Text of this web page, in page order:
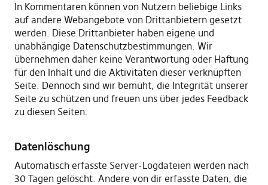
In Kommentaren können von Nutzern beliebige Links
auf andere Webangebote von Drittanbietern gesetzt
werden. Diese Drittanbieter haben eigene und
unabhängige Datenschutzbestimmungen. Wir
übernehmen daher keine Verantwortung oder Haftung
für den Inhalt und die Aktivitäten dieser verknüpften
Seite. Dennoch sind wir bemüht, die Integrität unserer
Seite zu schützen und freuen uns über jedes Feedback
zu diesen Seiten.
Datenlöschung
Automatisch erfasste Server-Logdateien werden nach
30 Tagen gelöscht. Andere von dir erfasste Daten, die